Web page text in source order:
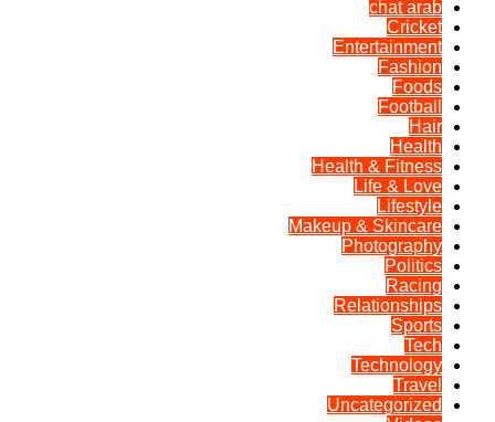
chat arab
Cricket
Entertainment
Fashion
Foods
Football
Hair
Health
Health & Fitness
Life & Love
Lifestyle
Makeup & Skincare
Photography
Politics
Racing
Relationships
Sports
Tech
Technology
Travel
Uncategorized